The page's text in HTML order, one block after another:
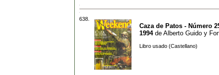
638.
Caza de Patos - Número
1994de Alberto Guido y
Libro usado (Castellano)